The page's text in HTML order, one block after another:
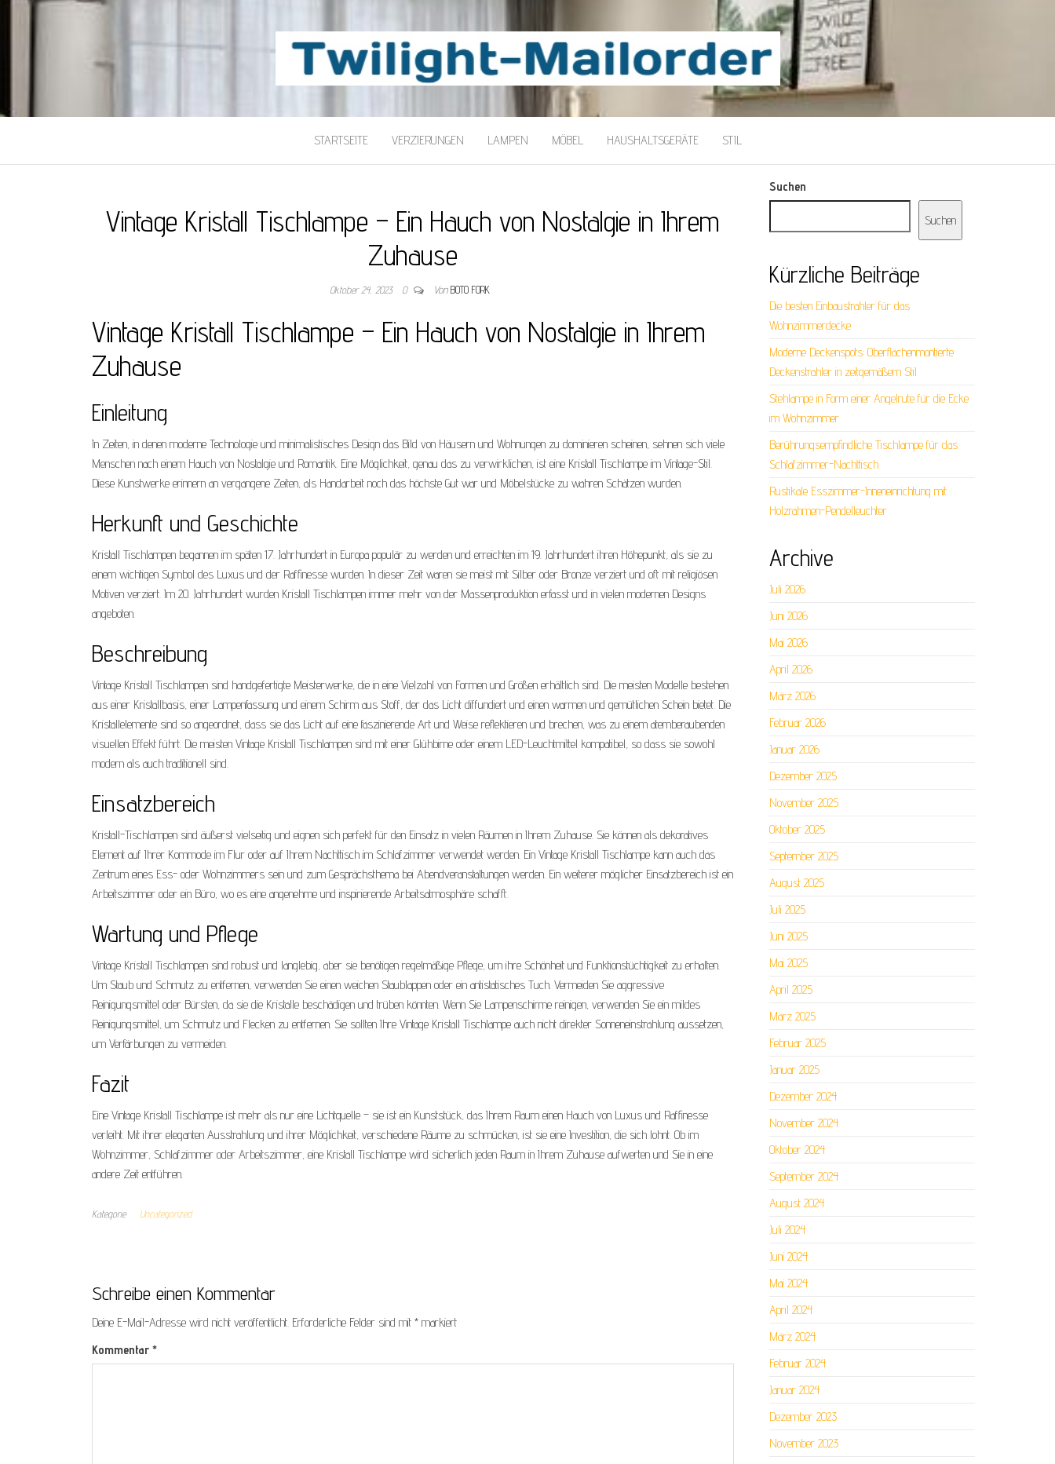
TWILIGHT-MAILORDER
STARTSEITE VERZIERUNGEN LAMPEN MÖBEL HAUSHALTSGERÄTE STIL
Vintage Kristall Tischlampe – Ein Hauch von Nostalgie in Ihrem
Zuhause
Oktober 24, 2023 0 Von BOTO FORK
Vintage Kristall Tischlampe – Ein Hauch von Nostalgie in Ihrem
Zuhause
Einleitung
In Zeiten, in denen moderne Technologie und minimalistisches Design das Bild von Häusern und Wohnungen zu dominieren scheinen, sehnen sich viele
Menschen nach einem Hauch von Nostalgie und Romantik. Eine Möglichkeit, genau das zu verwirklichen, ist eine Kristall Tischlampe im Vintage-Stil.
Diese Kunstwerke erinnern an vergangene Zeiten, als Handarbeit noch das höchste Gut war und Möbelstücke zu wahren Schätzen wurden.
Herkunft und Geschichte
Kristall Tischlampen begannen im späten 17. Jahrhundert in Europa populär zu werden und erreichten im 19. Jahrhundert ihren Höhepunkt, als sie zu
einem wichtigen Symbol des Luxus und der Raffinesse wurden. In dieser Zeit waren sie meist mit Silber oder Bronze verziert und oft mit religiösen
Motiven verziert. Im 20. Jahrhundert wurden Kristall Tischlampen immer mehr von der Massenproduktion erfasst und in vielen modernen Designs
angeboten.
Beschreibung
Vintage Kristall Tischlampen sind handgefertigte Meisterwerke, die in eine Vielzahl von Formen und Größen erhältlich sind. Die meisten Modelle bestehen
aus einer Kristallbasis, einer Lampenfassung und einem Schirm aus Stoff, der das Licht diffundiert und einen warmen und gemütlichen Schein bietet. Die
Kristallelemente sind so angeordnet, dass sie das Licht auf eine faszinierende Art und Weise reflektieren und brechen, was zu einem atemberaubenden
visuellen Effekt führt. Die meisten Vintage Kristall Tischlampen sind mit einer Glühbirne oder einem LED-Leuchtmittel kompatibel, so dass sie sowohl
modern als auch traditionell sind.
Einsatzbereich
Kristall-Tischlampen sind äußerst vielseitig und eignen sich perfekt für den Einsatz in vielen Räumen in Ihrem Zuhause. Sie können als dekoratives
Element auf Ihrer Kommode im Flur oder auf Ihrem Nachttisch im Schlafzimmer verwendet werden. Ein Vintage Kristall Tischlampe kann auch das
Zentrum eines Ess- oder Wohnzimmers sein und zum Gesprächsthema bei Abendveranstaltungen werden. Ein weiterer möglicher Einsatzbereich ist ein
Arbeitszimmer oder ein Büro, wo es eine angenehme und inspirierende Arbeitsatmosphäre schafft.
Wartung und Pflege
Vintage Kristall Tischlampen sind robust und langlebig, aber sie benötigen regelmäßige Pflege, um ihre Schönheit und Funktionstüchtigkeit zu erhalten.
Um Staub und Schmutz zu entfernen, verwenden Sie einen weichen Staublappen oder ein antistatisches Tuch. Vermeiden Sie aggressive
Reinigungsmittel oder Bürsten, da sie die Kristalle beschädigen und trüben könnten. Wenn Sie Lampenschirme reinigen, verwenden Sie ein mildes
Reinigungsmittel, um Schmutz und Flecken zu entfernen. Sie sollten Ihre Vintage Kristall Tischlampe auch nicht direkter Sonneneinstrahlung aussetzen,
um Verfärbungen zu vermeiden.
Fazit
Eine Vintage Kristall Tischlampe ist mehr als nur eine Lichtquelle – sie ist ein Kunststück, das Ihrem Raum einen Hauch von Luxus und Raffinesse
verleiht. Mit ihrer eleganten Ausstrahlung und ihrer Möglichkeit, verschiedene Räume zu schmücken, ist sie eine Investition, die sich lohnt. Ob im
Wohnzimmer, Schlafzimmer oder Arbeitszimmer, eine Kristall Tischlampe wird sicherlich jeden Raum in Ihrem Zuhause aufwerten und Sie in eine
andere Zeit entführen.
Kategorie Uncategorized
Schreibe einen Kommentar
Deine E-Mail-Adresse wird nicht veröffentlicht. Erforderliche Felder sind mit * markiert
Kommentar *
Suchen
Suchen
Kürzliche Beiträge
Die besten Einbaustrahler für das
Wohnzimmerdecke
Moderne Deckenspots: Oberflächenmontierte
Deckenstrahler in zeitgemäßem Stil
Stehlampe in Form einer Angelrute für die Ecke
im Wohnzimmer
Berührungsempfindliche Tischlampe für das
Schlafzimmer-Nachttisch
Rustikale Esszimmer-Inneneinrichtung mit
Holzrahmen-Pendelleuchter
Archive
Juli 2026
Juni 2026
Mai 2026
April 2026
März 2026
Februar 2026
Januar 2026
Dezember 2025
November 2025
Oktober 2025
September 2025
August 2025
Juli 2025
Juni 2025
Mai 2025
April 2025
März 2025
Februar 2025
Januar 2025
Dezember 2024
November 2024
Oktober 2024
September 2024
August 2024
Juli 2024
Juni 2024
Mai 2024
April 2024
März 2024
Februar 2024
Januar 2024
Dezember 2023
November 2023